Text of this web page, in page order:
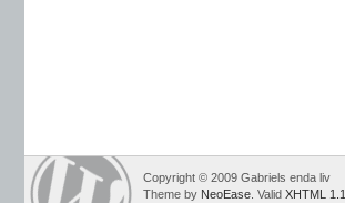
Copyright © 2009 Gabriels enda liv
Theme by NeoEase . Valid XHTML 1.1